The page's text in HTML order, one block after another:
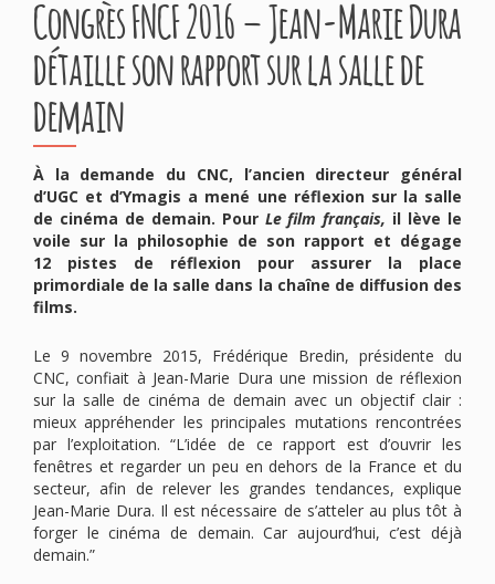
Congrès FNCF 2016 – Jean-Marie Dura
détaille son rapport sur la salle de
demain
À la demande du CNC, l’ancien directeur général
d’UGC et d’Ymagis a mené une réflexion sur la salle
de cinéma de demain. Pour Le film français, il lève le
voile sur la philosophie de son rapport et dégage
12 pistes de réflexion pour assurer la place
primordiale de la salle dans la chaîne de diffusion des
films.
Le 9 novembre 2015, Frédérique Bredin, présidente du
CNC, confiait à Jean-Marie Dura une mission de réflexion
sur la salle de cinéma de demain avec un objectif clair :
mieux appréhender les principales mutations rencontrées
par l’exploitation. “L’idée de ce rapport est d’ouvrir les
fenêtres et regarder un peu en dehors de la France et du
secteur, afin de relever les grandes tendances, explique
Jean-Marie Dura. Il est nécessaire de s’atteler au plus tôt à
forger le cinéma de demain. Car aujourd’hui, c’est déjà
demain.”